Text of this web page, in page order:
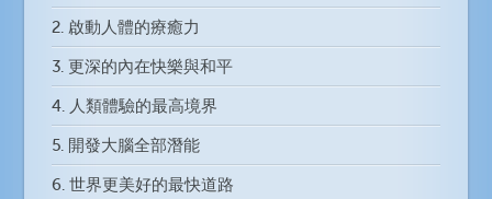
2. 啟動人體的療癒力
3. 更深的內在快樂與和平
4. 人類體驗的最高境界
5. 開發大腦全部潛能
6. 世界更美好的最快道路